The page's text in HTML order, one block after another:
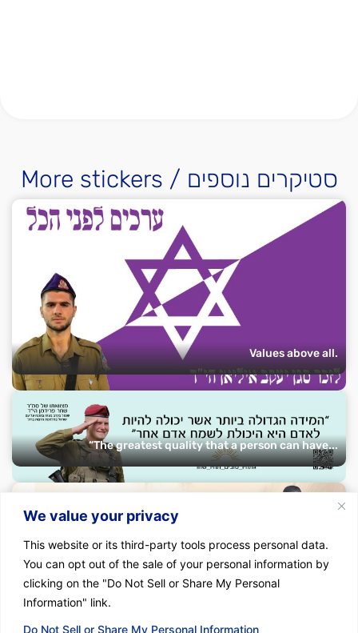
We value your privacy
This website or its third-party tools process personal data.
You can opt out of the sale of your personal information by
clicking on the "Do Not Sell or Share My Personal
Information" link.
Do Not Sell or Share My Personal Information
More stickers / סטיקרים נוספים
Values ​​above all.
“The greatest quality that a person can have...
In their lifetime, and in their death they were...